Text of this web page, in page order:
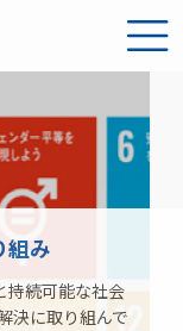
組み
持続可能な社会
決に取り組んで